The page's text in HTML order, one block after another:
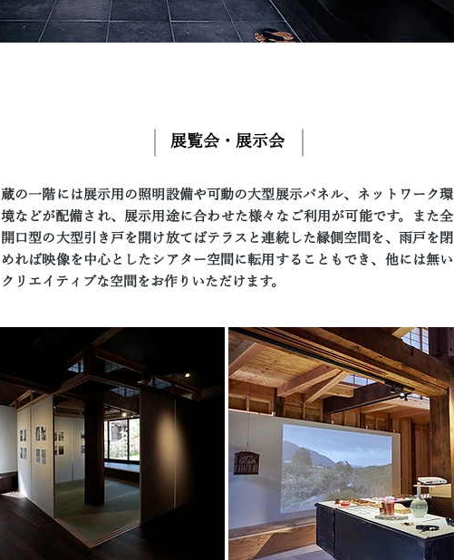
展覧会・展示会
蔵の一階には展示用の照明設備や可動の大型展示パネル、ネットワーク環
境などが配備され、展示用途に合わせた様々なご利用が可能です。また全
開口型の大型引き戸を開け放てばテラスと連続した縁側空間を、雨戸を閉
めれば映像を中心としたシアター空間に転用することもでき、他には無い
クリエイティブな空間をお作りいただけます。